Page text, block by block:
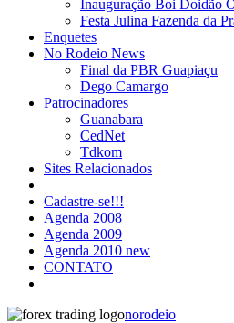
Inauguração Boi Doidão
Festa Julina Fazenda da
Enquetes
No Rodeio News
Final da PBR Guapiaçu
Dego Camargo
Patrocinadores
Guanabara
CedNet
Tdkom
Sites Relacionados
Cadastre-se!!!
Agenda 2008
Agenda 2009
Agenda 2010 new
CONTATO
norodeio